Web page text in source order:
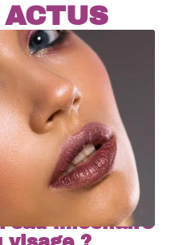
micellaire